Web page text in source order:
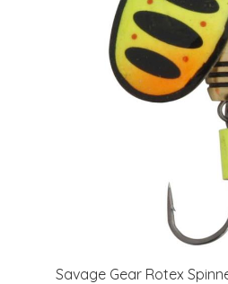
Savage Gear Rotex